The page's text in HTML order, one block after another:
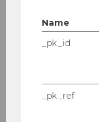
Name
_pk_id
_pk_ref